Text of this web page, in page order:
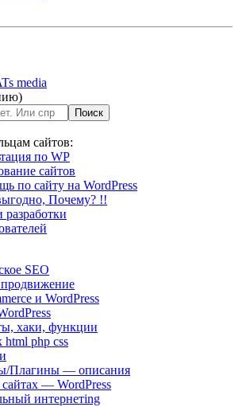
media
сайтов:
по WP
сайтов
по сайту на WordPress
Почему? !!
SEO
продвижение
и WordPress
хаки, функции
html php css
Плагины — описания
сайтах — WordPress
интернетing